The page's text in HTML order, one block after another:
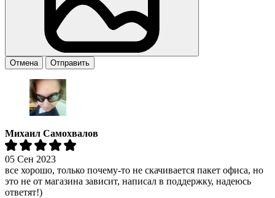
Отмена Отправить
Михаил Самохвалов
05 Сен 2023
все хорошо, только почему-то не скачивается пакет офиса, но
это не от магазина зависит, написал в поддержку, надеюсь
ответят!)